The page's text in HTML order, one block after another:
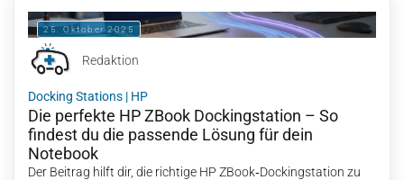
25. Oktober 2025
Redaktion
Docking Stations | HP
Die perfekte HP ZBook Dockingstation – So
findest du die passende Lösung für dein
Notebook
Der Beitrag hilft dir, die richtige HP ZBook‑Dockingstation zu